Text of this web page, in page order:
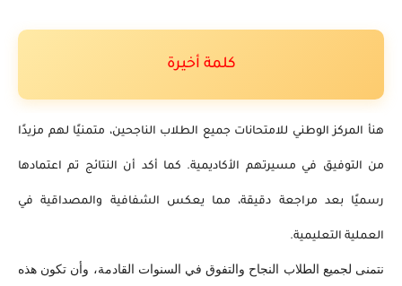
كلمة أخيرة
هنأ المركز الوطني للامتحانات جميع الطلاب الناجحين، متمنيًا لهم مزيدًا
من التوفيق في مسيرتهم الأكاديمية. كما أكد أن النتائج تم اعتمادها
رسميًا بعد مراجعة دقيقة، مما يعكس الشفافية والمصداقية في
العملية التعليمية.
نتمنى لجميع الطلاب النجاح والتفوق في السنوات القادمة، وأن تكون هذه